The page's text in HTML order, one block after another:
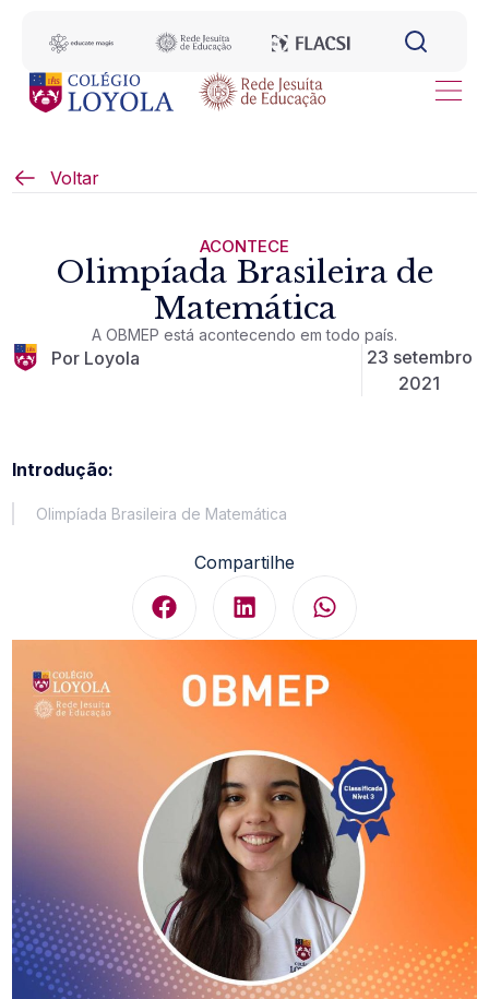
Voltar
ACONTECE
Olimpíada Brasileira de
Matemática
A OBMEP está acontecendo em todo país.
Por Loyola
23 setembro
2021
Introdução:
Olimpíada Brasileira de Matemática
Compartilhe